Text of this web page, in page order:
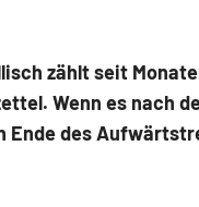
zählt seit
Wenn es nach
Ende des